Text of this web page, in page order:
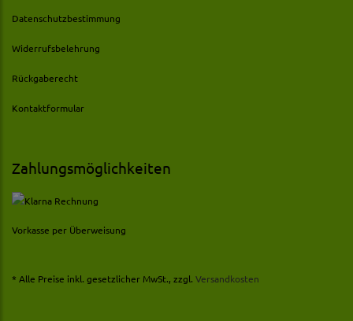
Datenschutzbestimmung
Widerrufsbelehrung
Rückgaberecht
Kontaktformular
Zahlungsmöglichkeiten
Vorkasse per Überweisung
* Alle Preise inkl. gesetzlicher MwSt., zzgl. Versandkosten